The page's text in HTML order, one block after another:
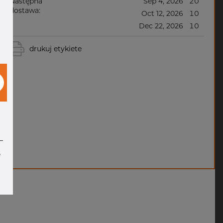
dostawa:
Oct 12, 2026
10
Dec 22, 2026
10
drukuj etykiete